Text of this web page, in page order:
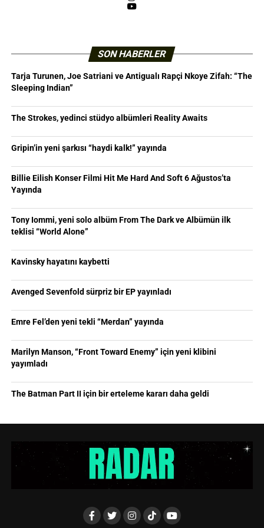
YouTube
SON HABERLER
Tarja Turunen, Joe Satriani ve Antigualı Rapçi Nkoye Zifah: “The
Sleeping Indian”
The Strokes, yedinci stüdyo albümleri Reality Awaits
Gripin’in yeni şarkısı “haydi kalk!” yayında
Billie Eilish Konser Filmi Hit Me Hard And Soft 6 Ağustos’ta
Yayında
Tony Iommi, yeni solo albüm From The Dark ve Albümün ilk
teklisi “World Alone”
Kavinsky hayatını kaybetti
Avenged Sevenfold sürpriz bir EP yayınladı
Emre Fel’den yeni tekli “Merdan” yayında
Marilyn Manson, “Front Toward Enemy” için yeni klibini
yayımladı
The Batman Part II için bir erteleme kararı daha geldi